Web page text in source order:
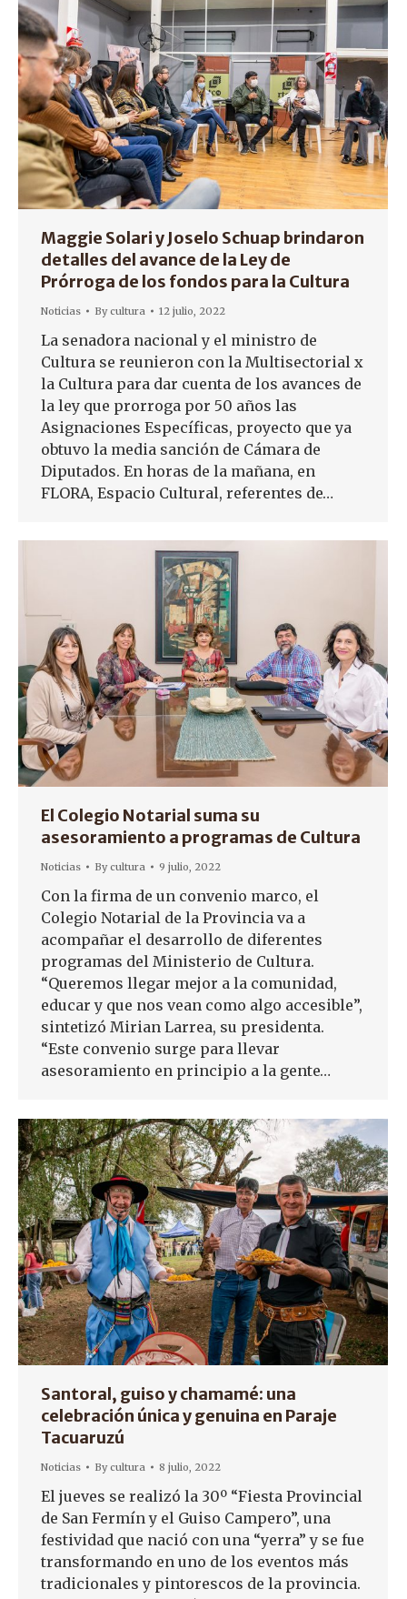
Maggie Solari y Joselo Schuap brindaron
detalles del avance de la Ley de
Prórroga de los fondos para la Cultura
Noticias Bycultura 12 julio, 2022
La senadora nacional y el ministro de
Cultura se reunieron con la Multisectorial x
la Cultura para dar cuenta de los avances de
la ley que prorroga por 50 años las
Asignaciones Específicas, proyecto que ya
obtuvo la media sanción de Cámara de
Diputados. En horas de la mañana, en
FLORA, Espacio Cultural, referentes de…
El Colegio Notarial suma su
asesoramiento a programas de Cultura
Noticias Bycultura 9 julio, 2022
Con la firma de un convenio marco, el
Colegio Notarial de la Provincia va a
acompañar el desarrollo de diferentes
programas del Ministerio de Cultura.
“Queremos llegar mejor a la comunidad,
educar y que nos vean como algo accesible”,
sintetizó Mirian Larrea, su presidenta.
“Este convenio surge para llevar
asesoramiento en principio a la gente…
Santoral, guiso y chamamé: una
celebración única y genuina en Paraje
Tacuaruzú
Noticias Bycultura 8 julio, 2022
El jueves se realizó la 30º “Fiesta Provincial
de San Fermín y el Guiso Campero”, una
festividad que nació con una “yerra” y se fue
transformando en uno de los eventos más
tradicionales y pintorescos de la provincia.